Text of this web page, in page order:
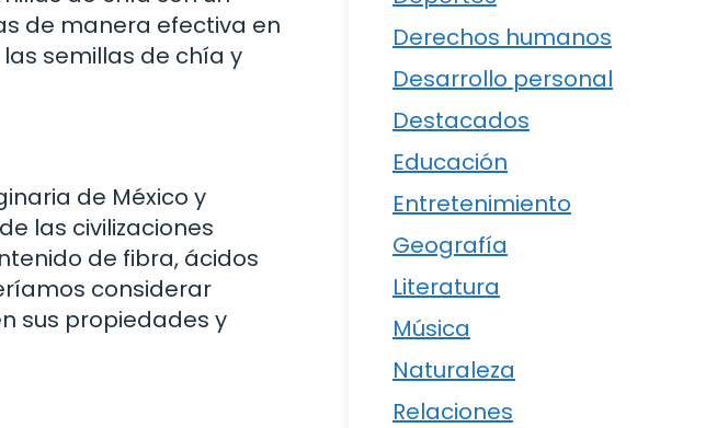
de manera efectiva en
semillas de chía y
de México y
las civilizaciones
de fibra, ácidos
considerar
sus propiedades y
Derechos humanos
Desarrollo personal
Destacados
Educación
Entretenimiento
Geografía
Literatura
Música
Naturaleza
Relaciones